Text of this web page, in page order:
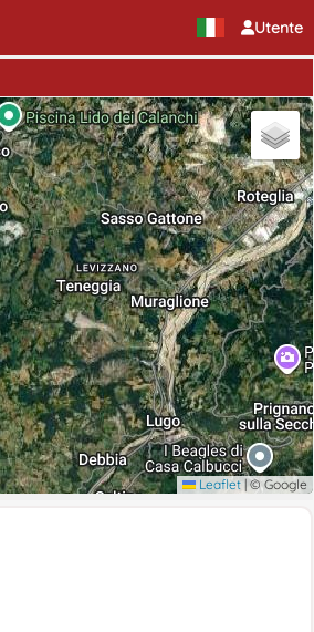
Utente
Leaflet | © Google